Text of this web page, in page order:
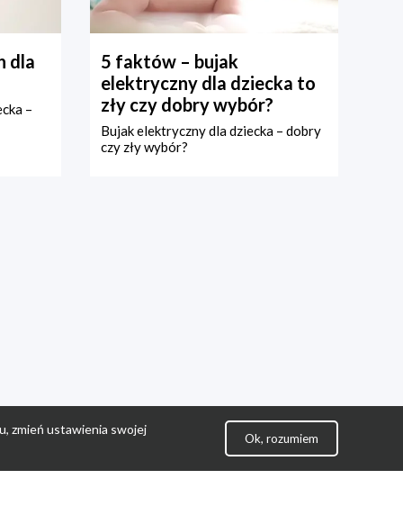
dla
–
5 faktów – bujak
elektryczny dla dziecka to
zły czy dobry wybór?
Bujak elektryczny dla dziecka – dobry
czy zły wybór?
zmień ustawienia swojej
Ok, rozumiem